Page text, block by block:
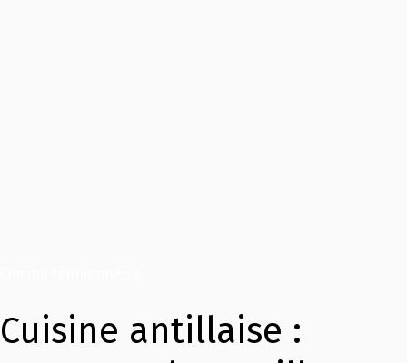
Cuisine antillaise :